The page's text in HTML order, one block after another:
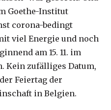
Goethe-Institut
corona-bedingt
viel Energie und noch
am 15. 11. im
Kein zufälliges Datum,
Feiertag der
in Belgien.